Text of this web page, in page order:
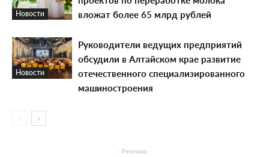
Новости
вложат более 65 млрд рублей
Новости
Руководители ведущих предприятий
обсудили в Алтайском крае развитие
отечественного специализированного
машиностроения
- Реклама -